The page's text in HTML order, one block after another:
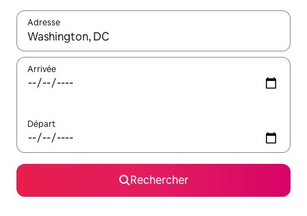
Adresse
Lorsque les résultats s'affichent, utilisez les flèches vers le
Arrivée
Départ
Rechercher